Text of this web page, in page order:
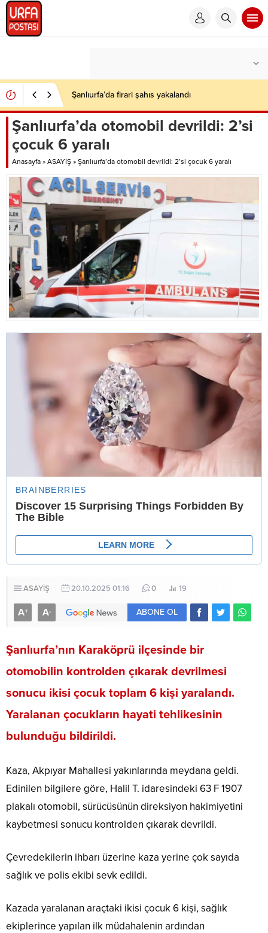
Şanlıurfa’da firari şahıs yakalandı
Şanlıurfa’da otomobil devrildi: 2’si
çocuk 6 yaralı
Anasayfa » ASAYİŞ » Şanlıurfa’da otomobil devrildi: 2’si çocuk 6 yaralı
ASAYİŞ 20.10.2025 01:16 0 19
A+ A- ABONE OL
Şanlıurfa’nın Karaköprü ilçesinde bir
otomobilin kontrolden çıkarak devrilmesi
sonucu ikisi çocuk toplam 6 kişi yaralandı.
Yaralanan çocukların hayati tehlikesinin
bulunduğu bildirildi.
Kaza, Akpıyar Mahallesi yakınlarında meydana geldi.
Edinilen bilgilere göre, Halil T. idaresindeki 63 F 1907
plakalı otomobil, sürücüsünün direksiyon hakimiyetini
kaybetmesi sonucu kontrolden çıkarak devrildi.
Çevredekilerin ihbarı üzerine kaza yerine çok sayıda
sağlık ve polis ekibi sevk edildi.
Kazada yaralanan araçtaki ikisi çocuk 6 kişi, sağlık
ekiplerince yapılan ilk müdahalenin ardından